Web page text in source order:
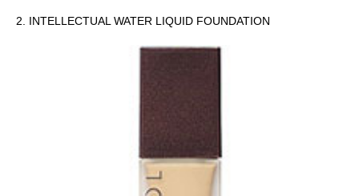
2. INTELLECTUAL WATER LIQUID FOUNDATION